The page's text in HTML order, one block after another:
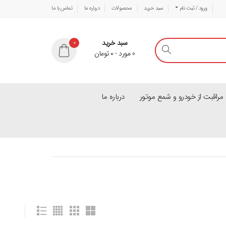
ورود / ثبت نام سبد خرید محصولات درباره ما تماس با ما
0
سبد خرید
0مورد-۰ تومان
از خودرو و شمع موتور درباره ما